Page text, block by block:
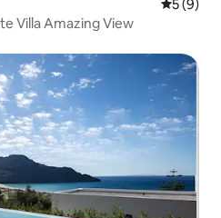
5 (9)
Villa Amazing View